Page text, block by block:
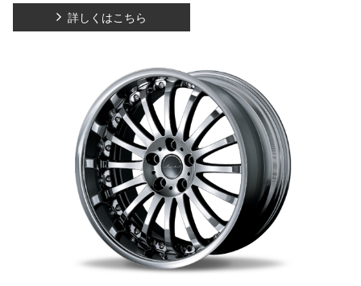
詳しくはこちら